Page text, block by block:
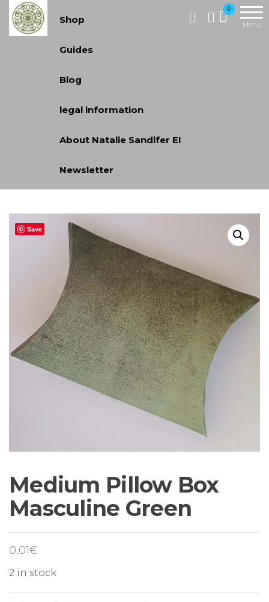
Jewellery
and Gifts |
cadeaux
faits à la
main
0
Menu
Shop
Guides
Blog
legal information
About Natalie Sandifer EI
Newsletter
Save
Medium Pillow Box
Masculine Green
0,01€
2 in stock